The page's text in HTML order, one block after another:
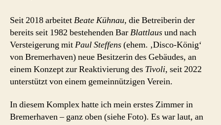
Seit 2018 arbeitetBeate Kühnau, die Betreiberin der
bereits seit 1982 bestehenden BarBlattlausund nach
Versteigerung mitPaul Steffens(ehem. ‚Disco-König‘
von Bremerhaven) neue Besitzerin des Gebäudes, an
einem Konzept zur Reaktivierung des Tivoli, seit 2022
unterstützt von einem gemeinnützigen Verein.
In diesem Komplex hatte ich mein erstes Zimmer in
Bremerhaven – ganz oben (siehe Foto). Es war laut, an